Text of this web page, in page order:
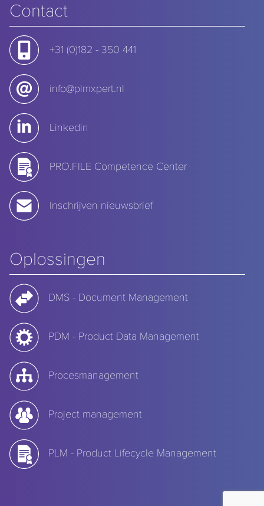
Contact
+31 (0)182 - 350 441
info@plmxpert.nl
Linkedin
PRO.FILE Competence Center
Inschrijven nieuwsbrief
Oplossingen
DMS - Document Management
PDM - Product Data Management
Procesmanagement
Project management
PLM - Product Lifecycle Management